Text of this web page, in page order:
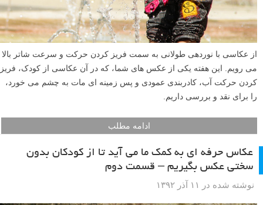
از عکاسی با نوردهی طولانی به سمت فریز کردن حرکت و سرعت شاتر بالا
می رویم. این هفته یکی از عکس های شما، که در آن عکاسی از کودک، فریز
کردن حرکت آب، کادربندی عمودی و پس زمینه ای مات به چشم می خورد،
را برای نقد و بررسی داریم.
ادامه مطلب
عکاس حرفه ای به کمک ما می آید تا از کودکان بدون
سختی عکس بگیریم – قسمت دوم
نوشته شده در ۱۱ آذر ۱۳۹۲